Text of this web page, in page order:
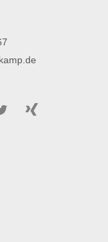
TwitterXing